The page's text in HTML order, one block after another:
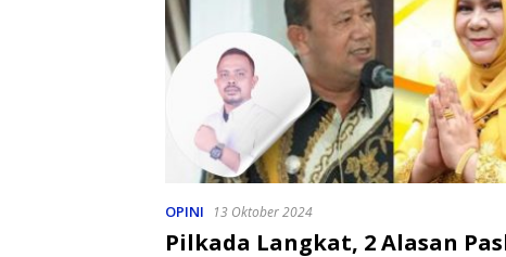
OPINI 13 Oktober 2024
Pilkada Langkat, 2 Alasan